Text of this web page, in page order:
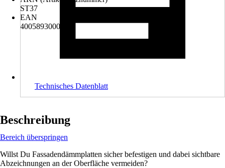
ST37
EAN
4005893000799
Technisches Datenblatt
Beschreibung
Bereich überspringen
Willst Du Fassadendämmplatten sicher befestigen und dabei sichtbare
Abzeichnungen an der Oberfläche vermeiden?